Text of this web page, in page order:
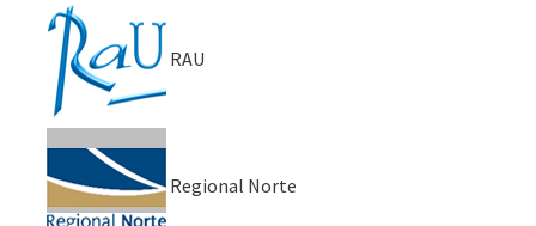
RAU
Regional Norte